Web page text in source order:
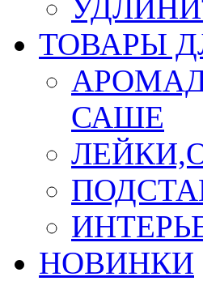
ТОВАРЫ
САШЕ
НОВИНКИ